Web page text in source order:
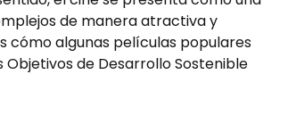
de manera atractiva y
cómo algunas películas populares
de Desarrollo Sostenible